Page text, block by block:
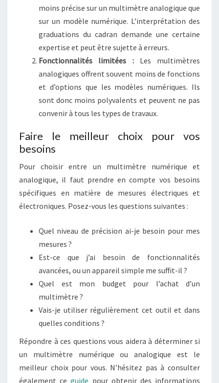
moins précise sur un multimètre analogique que
sur un modèle numérique. L’interprétation des
graduations du cadran demande une certaine
expertise et peut être sujette à erreurs.
Fonctionnalités limitées :Les multimètres
analogiques offrent souvent moins de fonctions
et d’options que les modèles numériques. Ils
sont donc moins polyvalents et peuvent ne pas
convenir à tous les types de travaux.
Faire le meilleur choix pour vos
besoins
Pour choisir entre un multimètre numérique et
analogique, il faut prendre en compte vos besoins
spécifiques en matière de mesures électriques et
électroniques. Posez-vous les questions suivantes :
Quel niveau de précision ai-je besoin pour mes
mesures ?
Est-ce que j’ai besoin de fonctionnalités
avancées, ou un appareil simple me suffit-il ?
Quel est mon budget pour l’achat d’un
multimètre ?
Vais-je utiliser régulièrement cet outil et dans
quelles conditions ?
Répondre à ces questions vous aidera à déterminer si
un multimètre numérique ou analogique est le
meilleur choix pour vous. N’hésitez pas à consulter
également ceguide pour obtenir des informations